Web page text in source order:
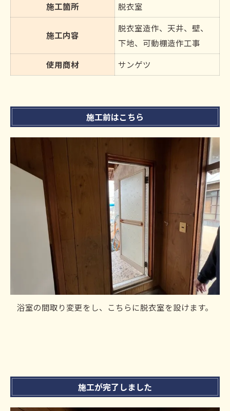
施工箇所
脱衣室
施工内容
脱衣室造作、天井、壁、
下地、可動棚造作工事
使用商材
サンゲツ
施工前はこちら
浴室の間取り変更をし、こちらに脱衣室を設けます。
施工が完了しました